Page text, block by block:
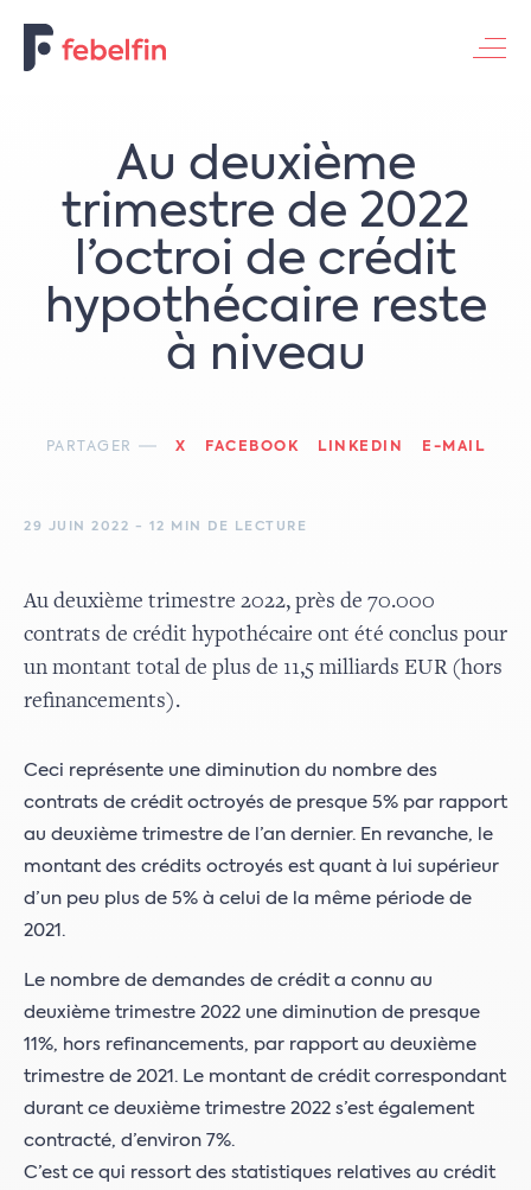
Au deuxième
trimestre de 2022
l’octroi de crédit
hypothécaire reste
à niveau
PARTAGER X FACEBOOK LINKEDIN E-MAIL
29 JUIN 2022 - 12 MIN DE LECTURE
Au deuxième trimestre 2022, près de 70.000
contrats de crédit hypothécaire ont été conclus pour
un montant total de plus de 11,5 milliards EUR (hors
refinancements).
Ceci représente une diminution du nombre des
contrats de crédit octroyés de presque 5% par rapport
au deuxième trimestre de l’an dernier. En revanche, le
montant des crédits octroyés est quant à lui supérieur
d’un peu plus de 5% à celui de la même période de
2021.
Le nombre de demandes de crédit a connu au
deuxième trimestre 2022 une diminution de presque
11%, hors refinancements, par rapport au deuxième
trimestre de 2021. Le montant de crédit correspondant
durant ce deuxième trimestre 2022 s’est également
contracté, d’environ 7%.
C’est ce qui ressort des statistiques relatives au crédit